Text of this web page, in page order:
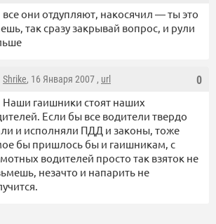
все они отдупляют, накосячил — ты это
так сразу закрывай вопрос, и рули
0
Shrike, 16 Января 2007 , url
Наши гаишники стоят наших
Если бы все водители твердо
и исполняли ПДД и законы, тоже
бы пришлось бы и гаишникам, с
водителей просто так взяток не
незачто и напарить не